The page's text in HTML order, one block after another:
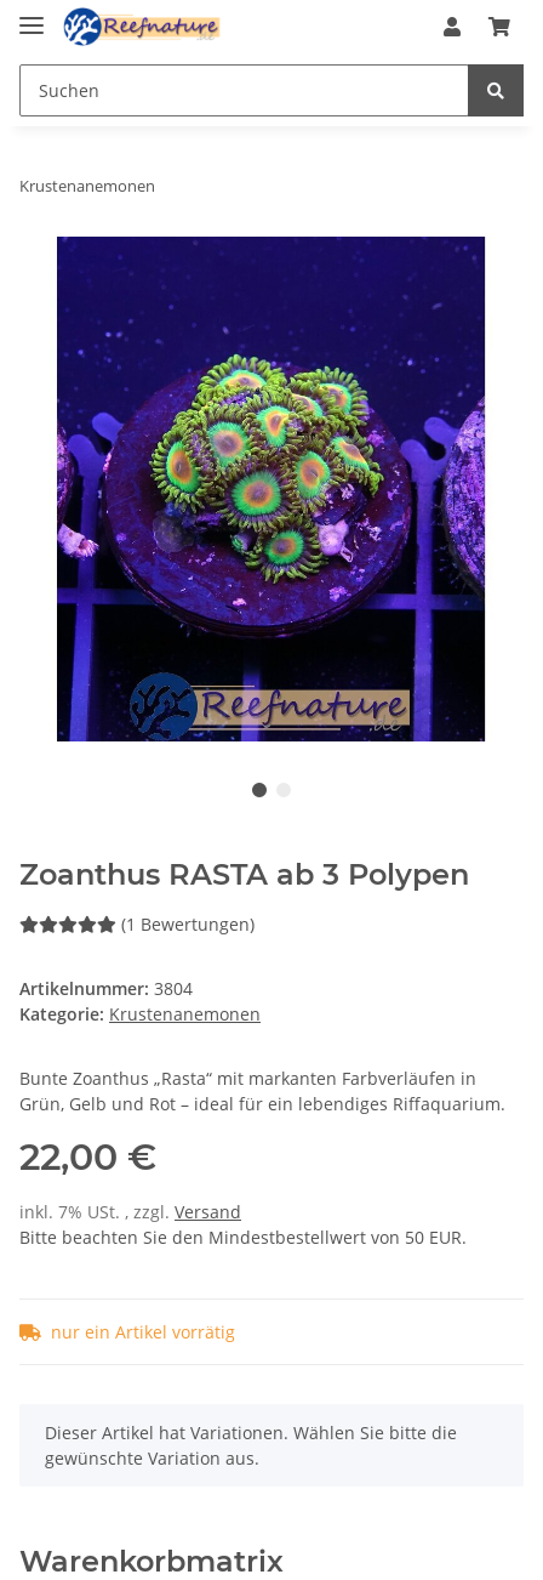
Krustenanemonen
Zoanthus RASTA ab 3 Polypen
(1 Bewertungen)
Artikelnummer: 3804
Kategorie: Krustenanemonen
Bunte Zoanthus „Rasta“ mit markanten Farbverläufen in
Grün, Gelb und Rot – ideal für ein lebendiges Riffaquarium.
22,00 €
inkl. 7% USt. , zzgl. Versand
Bitte beachten Sie den Mindestbestellwert von 50 EUR.
nur ein Artikel vorrätig
x
Dieser Artikel hat Variationen. Wählen Sie bitte die
gewünschte Variation aus.
Warenkorbmatrix